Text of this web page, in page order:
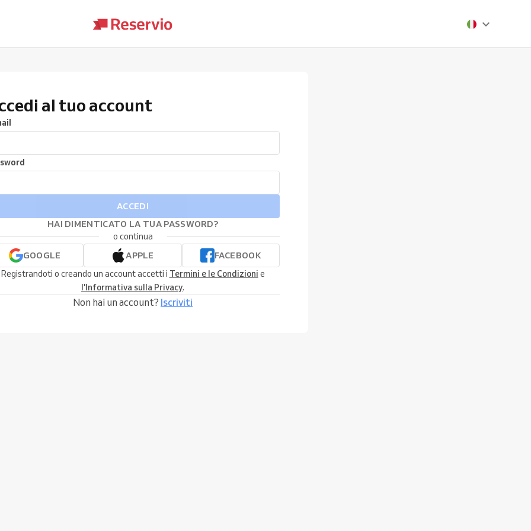
al tuo account
ACCEDI
HAI DIMENTICATO LA TUA PASSWORD?
o continua
GOOGLE
APPLE
FACEBOOK
Registrandoti o creando un account accetti i Termini e le Condizioni e
l'Informativa sulla Privacy.
Non hai un account? Iscriviti